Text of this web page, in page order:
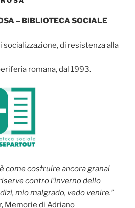
– BIBLIOTECA SOCIALE
di resistenza alla
romana, dal 1993.
come costruire ancora granai
contro l’inverno dello
mio malgrado, vedo venire.”
Memorie di Adriano